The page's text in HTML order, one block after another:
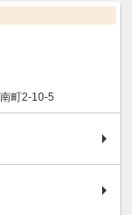
町2-10-5